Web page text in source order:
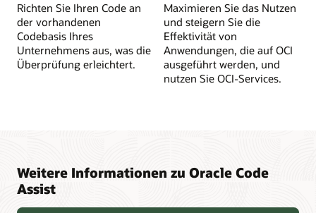
Richten Sie Ihren Code an
der vorhandenen
Codebasis Ihres
Unternehmens aus, was die
Überprüfung erleichtert.
Maximieren Sie das Nutzen
und steigern Sie die
Effektivität von
Anwendungen, die auf OCI
ausgeführt werden, und
nutzen Sie OCI-Services.
Weitere Informationen zu Oracle Code
Assist